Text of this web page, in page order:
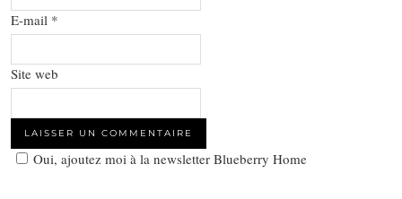
E-mail *
Site web
Oui, ajoutez moi à la newsletter Blueberry Home